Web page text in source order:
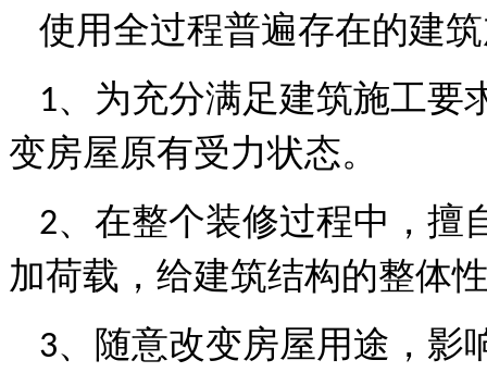
使用全过程普遍存在的建
1、 为充分满足建筑施工要
变房屋原有受力状态。
2、 在整个装修过程中，擅
加荷载，给建筑结构的整体
3、 随意改变房屋用途，影